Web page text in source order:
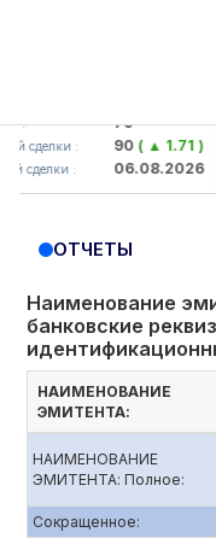
79
: ( ▲ 1.71 )
: 06.08.2026
ОТЧЕТЫ
Наименование
банковские
НАИМЕНОВАНИЕ
ЭМИТЕНТА:
НАИМЕНОВАНИЕ
ЭМИТЕНТА: Полное:
Сокращенное: